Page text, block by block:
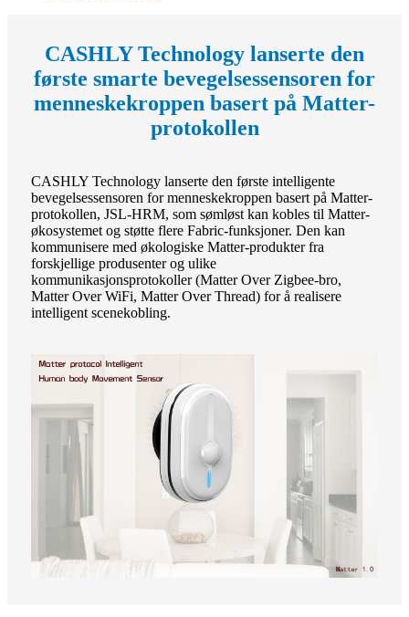
CASHLY Technology lanserte den
første smarte bevegelsessensoren for
menneskekroppen basert på Matter-
protokollen
CASHLY Technology lanserte den første intelligente
bevegelsessensoren for menneskekroppen basert på Matter-
protokollen, JSL-HRM, som sømløst kan kobles til Matter-
økosystemet og støtte flere Fabric-funksjoner. Den kan
kommunisere med økologiske Matter-produkter fra
forskjellige produsenter og ulike
kommunikasjonsprotokoller (Matter Over Zigbee-bro,
Matter Over WiFi, Matter Over Thread) for å realisere
intelligent scenekobling.